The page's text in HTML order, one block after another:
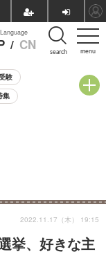
menu
Language
/ CN search
験
集
挙、好きな主
2022.11.17（木） 19:15